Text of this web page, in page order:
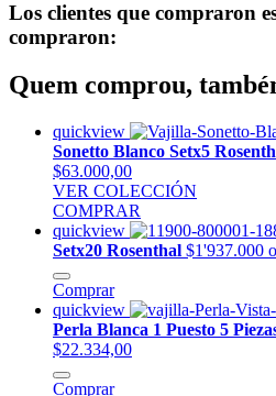
Los clientes que compraron
compraron:
Quem comprou,
quickview
Sonetto Blanco Setx5
$63.000,00
VER COLECCIÓN
COMPRAR
quickview
Setx20 Rosenthal $1'937.000
Comprar
quickview
Perla Blanca 1 Puesto 5
$22.334,00
Comprar